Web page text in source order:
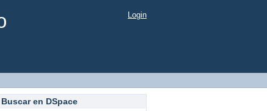
Login
Buscar en DSpace